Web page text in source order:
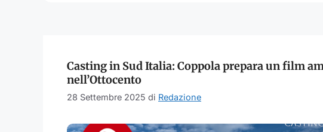
Casting in Sud Italia: Coppola prepara un film
nell’Ottocento
28 Settembre 2025 di Redazione